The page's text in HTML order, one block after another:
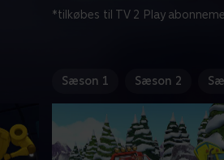
*tilkøbes til TV 2 Play
Sæson 1 Sæson 2